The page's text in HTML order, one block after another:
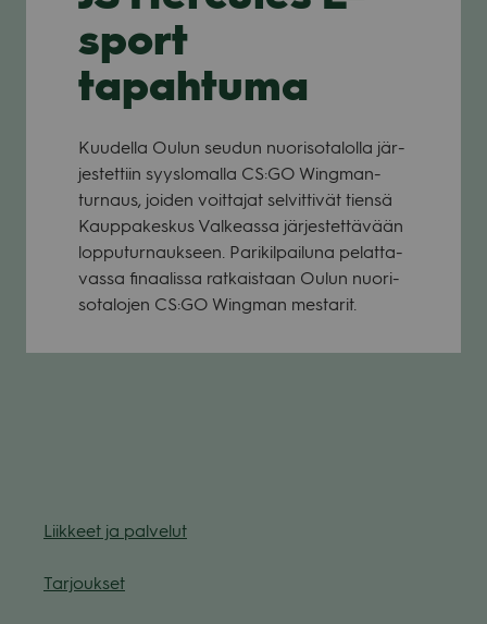
sport
tapahtuma
Kuu­della Oulun seu­dun nuo­ri­so­ta­lolla jär­
jes­tet­tiin syys­lo­malla CS:GO Wing­man-
tur­naus, joi­den voit­ta­jat sel­vit­ti­vät tiensä
Kaup­pa­kes­kus Val­keassa jär­jes­tet­tä­vään
lop­pu­tur­nauk­seen. Pari­kil­pai­luna pelat­ta­
vassa finaa­lissa rat­kais­taan Oulun nuo­ri­
so­ta­lo­jen CS:GO Wing­man mes­ta­rit.
Liik­keet ja pal­ve­lut
Tar­jouk­set